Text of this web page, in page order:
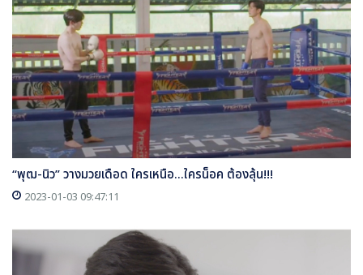
“พุฒ-นิว” วางมวยเดือด ใครเหนือ...ใครน็อค ต้องลุ้น!!!
2023-01-03 09:47:11